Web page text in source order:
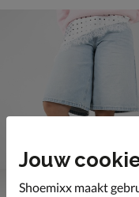
Jouw
Shoemixx maakt